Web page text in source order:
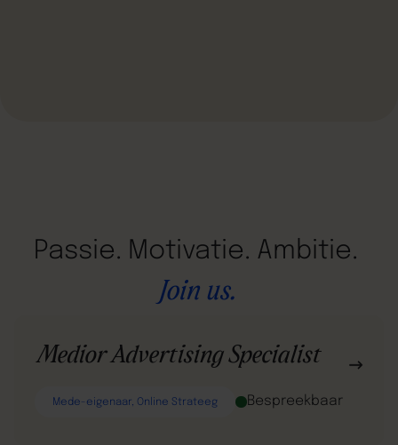
Passie. Motivatie. Ambitie.
Join us.
Medior Advertising Specialist
Mede-eigenaar, Online Strateeg Bespreekbaar